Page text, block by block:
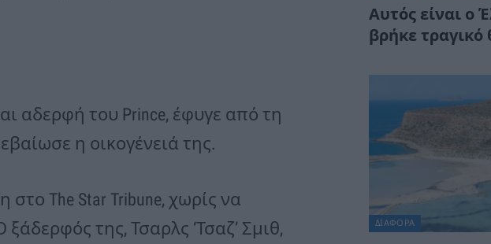
αδερφή του Prince, έφυγε από τη
η οικογένειά της.
The Star Tribune, χωρίς να
της, Τσαρλς ‘Τσαζ’ Σμιθ,
Αυτός είναι ο
βρήκε
ΔΙΆΦΟΡΑ